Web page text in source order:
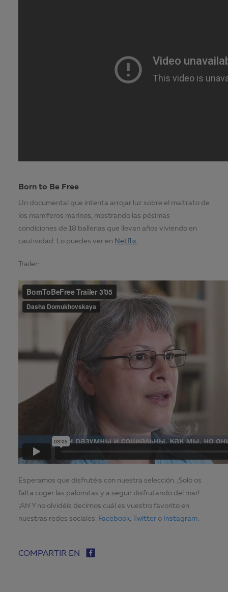
Born to Be Free
Un documental que intenta arrojar luz sobre el maltrato de
los mamíferos marinos, mostrando las pésimas
condiciones de 18 ballenas que llevan años viviendo en
cautividad. Lo puedes ver en Netflix.
Trailer:
Esperamos que disfrutéis con nuestra selección. ¡Solo os
falta coger las palomitas y a seguir disfrutando del mar!
¡Ah! Y no olvidéis decirnos cuál es vuestro favorito en
nuestras redes sociales: Facebook, Twittero Instagram.
COMPARTIR EN